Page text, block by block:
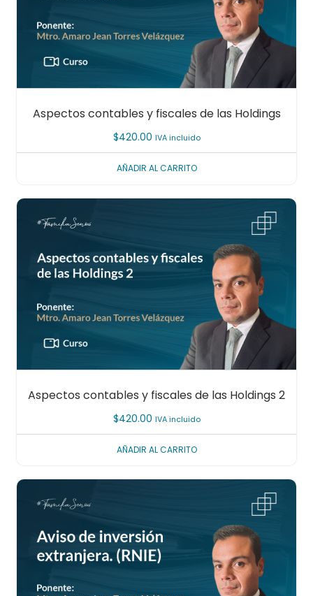
Aspectos contables y fiscales de las Holdings
$420.00 IVA incluido
AÑADIR AL CARRITO
Aspectos contables y fiscales de las Holdings 2
$420.00 IVA incluido
AÑADIR AL CARRITO